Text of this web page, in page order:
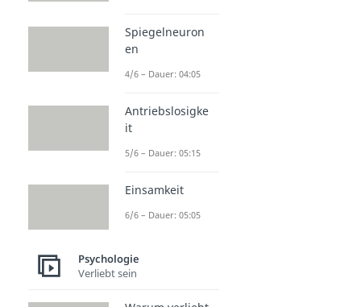
Spiegelneuron
en
4/6 – Dauer: 04:05
Antriebslosigke
it
5/6 – Dauer: 05:15
Einsamkeit
6/6 – Dauer: 05:05
Psychologie
Verliebt sein